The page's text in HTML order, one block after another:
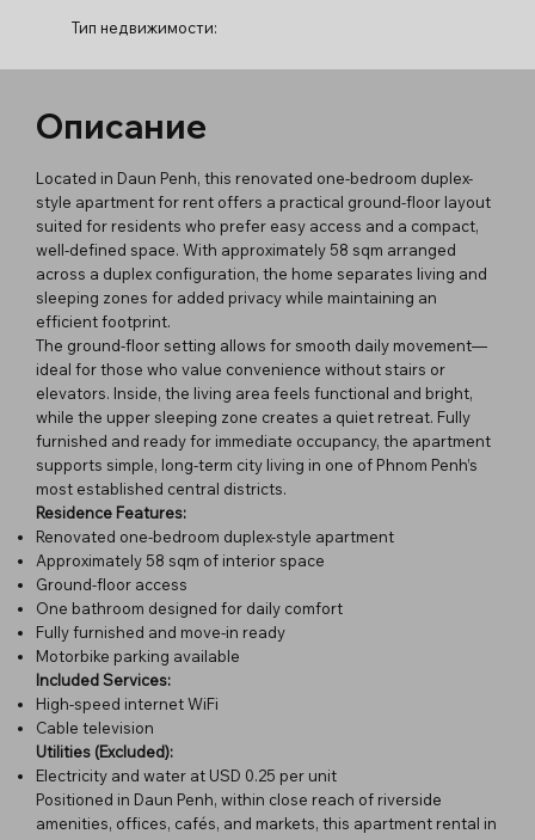
Тип недвижимости:
Описание
Located in Daun Penh, this renovated one-bedroom duplex-
style apartment for rent offers a practical ground-floor layout
suited for residents who prefer easy access and a compact,
well-defined space. With approximately 58 sqm arranged
across a duplex configuration, the home separates living and
sleeping zones for added privacy while maintaining an
efficient footprint.
The ground-floor setting allows for smooth daily movement—
ideal for those who value convenience without stairs or
elevators. Inside, the living area feels functional and bright,
while the upper sleeping zone creates a quiet retreat. Fully
furnished and ready for immediate occupancy, the apartment
supports simple, long-term city living in one of Phnom Penh’s
most established central districts.
Residence Features:
Renovated one-bedroom duplex-style apartment
Approximately 58 sqm of interior space
Ground-floor access
One bathroom designed for daily comfort
Fully furnished and move-in ready
Motorbike parking available
Included Services:
High-speed internet WiFi
Cable television
Utilities (Excluded):
Electricity and water at USD 0.25 per unit
Positioned in Daun Penh, within close reach of riverside
amenities, offices, cafés, and markets, this apartment rental in